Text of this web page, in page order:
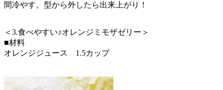
間冷やす。型から外したら出来上がり！
＜3.食べやすい♪オレンジミモザゼリー＞
■材料
オレンジジュース 1.5カップ